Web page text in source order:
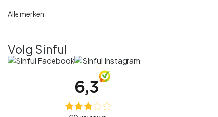
Alle merken
Volg Sinful